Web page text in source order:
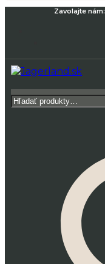
Zavolajte nám:
Hľadať: